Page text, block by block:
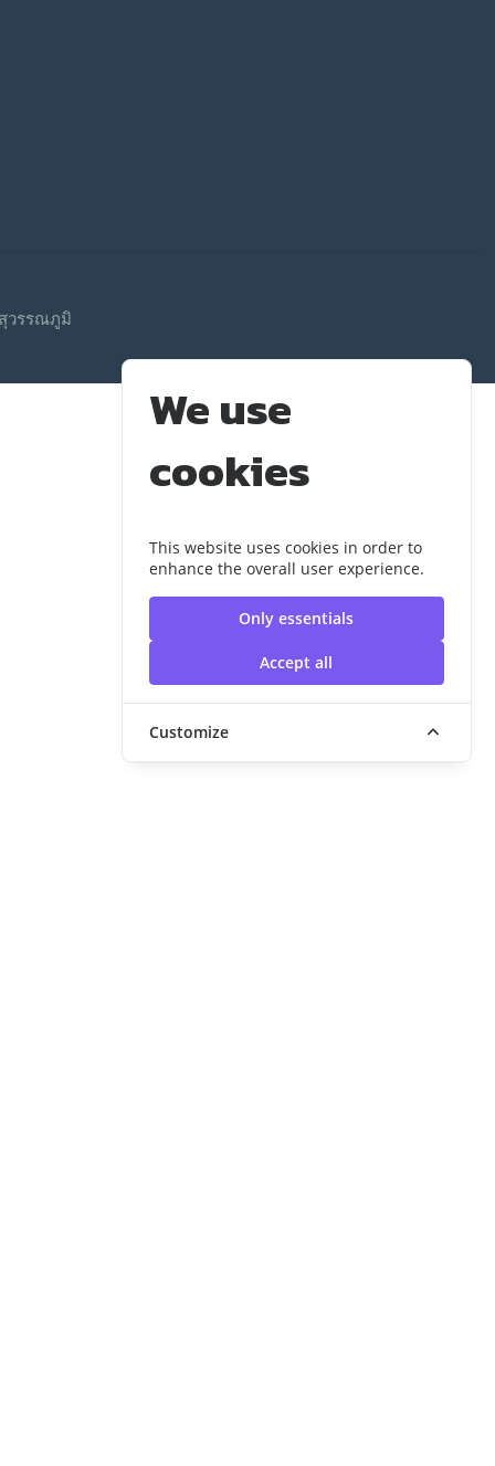
We use
cookies
This website uses cookies in order to
enhance the overall user experience.
Only essentials
Accept all
Customize
วรรณภูมิ